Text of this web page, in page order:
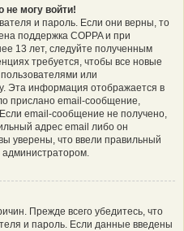
не могу войти!
и пароль. Если они верны, то
поддержка COPPA и при
13 лет, следуйте полученным
требуется, чтобы все новые
или
Эта информация отображается в
прислано email-сообщение,
email-сообщение не получено,
адрес email либо он
уверены, что ввели правильный
администратором.
Прежде всего убедитесь, что
и пароль. Если данные введены